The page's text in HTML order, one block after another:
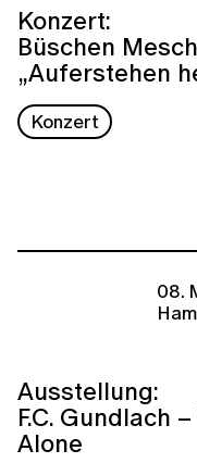
Konzert:
Büschen
„Auferstehen
Konzert
08.
Ausstellung:
F.C. Gundlach
Alone